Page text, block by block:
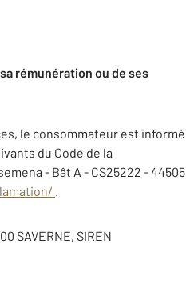
rémunération ou de ses
le consommateur est informé
du Code de la
- Bât A - CS25222 - 44505
SAVERNE, SIREN